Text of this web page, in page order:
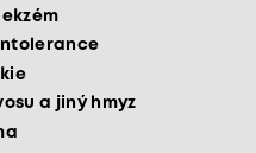
a jiný hmyz